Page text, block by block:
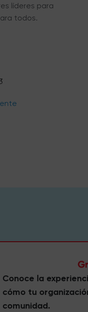
líderes para
todos.
Conoce la
cómo tu
comunidad.